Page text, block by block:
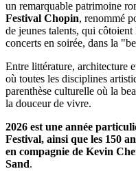
un remarquable patrimoine
Festival Chopin, renommé
de jeunes talents, qui
concerts en soirée, dans la
Entre littérature, architecture
où toutes les disciplines
parenthèse culturelle où la
la douceur de vivre.
2026 est une année
Festival, ainsi que les 150
en compagnie de Kevin
Sand.